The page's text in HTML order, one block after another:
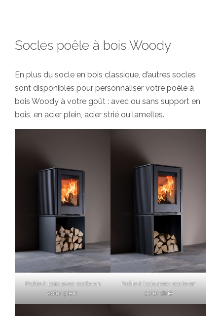
Socles poêle à bois Woody
En plus du socle en bois classique, d’autres socles
sont disponibles pour personnaliser votre poêle à
bois Woody à votre goût : avec ou sans support en
bois, en acier plein, acier strié ou lamelles.
Poêle à bois avec socle en
acier plein
Poêle à bois avec socle en
acier strié